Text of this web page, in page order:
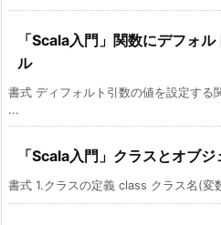
「Scala入門」関数にデフォ
ル
書式 ディフォルト引数の値を設定す
...
「Scala入門」クラスとオブ
書式 1.クラスの定義 class クラス名(